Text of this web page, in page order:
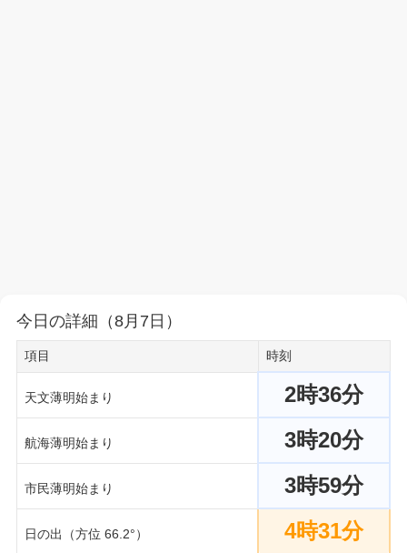
今日の詳細（8月7日）
項目 時刻
天文薄明始まり 2時36分
航海薄明始まり 3時20分
市民薄明始まり 3時59分
日の出（方位 66.2°） 4時31分